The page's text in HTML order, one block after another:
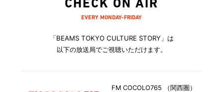
CHECK ON AIR
EVERY MONDAY-FRIDAY
「BEAMS TOKYO CULTURE STORY」は
以下の放送局でご視聴いただけます。
FM COCOLO765 （関西圏）